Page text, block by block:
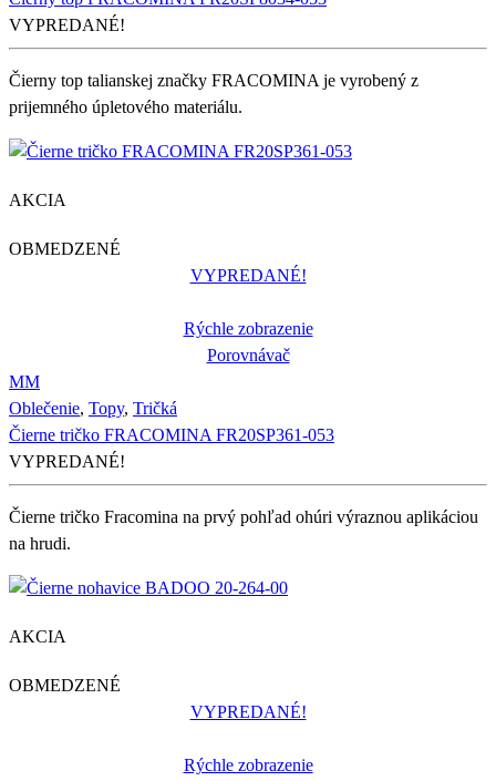
VYPREDANÉ!
Čierny top talianskej značky FRACOMINA je vyrobený z
prijemného úpletového materiálu.
AKCIA
OBMEDZENÉ
VYPREDANÉ!
Rýchle zobrazenie
Porovnávač
MM
Oblečenie, Topy, Tričká
Čierne tričko FRACOMINA FR20SP361-053
VYPREDANÉ!
Čierne tričko Fracomina na prvý pohľad ohúri výraznou aplikáciou
na hrudi.
AKCIA
OBMEDZENÉ
VYPREDANÉ!
Rýchle zobrazenie